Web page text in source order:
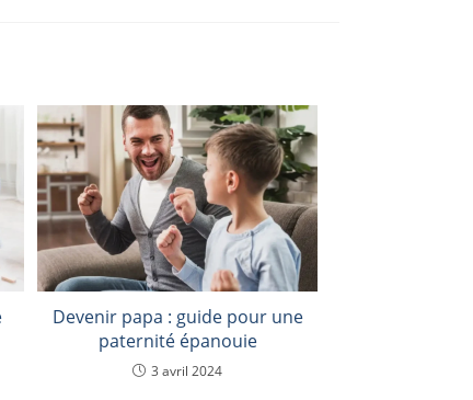
Devenir papa : guide pour une
paternité épanouie
3 avril 2024